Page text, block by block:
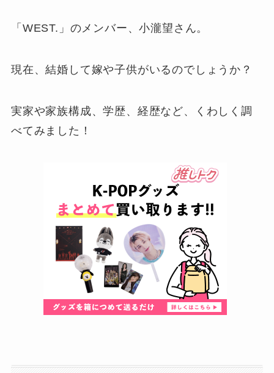
「WEST.」のメンバー、小瀧望さん。
現在、結婚して嫁や子供がいるのでしょうか？
実家や家族構成、学歴、経歴など、くわしく調
べてみました！